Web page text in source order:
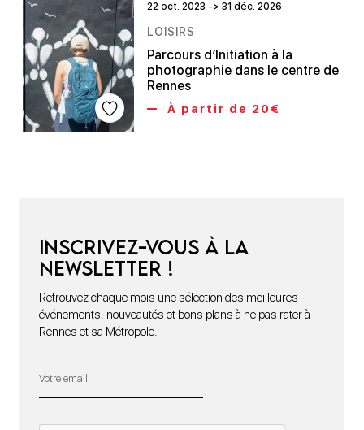
22 oct. 2023 -> 31 déc. 2026
LOISIRS
Parcours d’Initiation à la
photographie dans le centre de
Rennes
À partir de 20€
Inscrivez-vous à la
newsletter !
Retrouvez chaque mois une sélection des meilleures
événements, nouveautés et bons plans à ne pas rater à
Rennes et sa Métropole.